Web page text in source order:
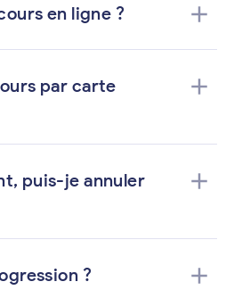
en ligne ? add
par carte
add
puis-je annuler
add
? add